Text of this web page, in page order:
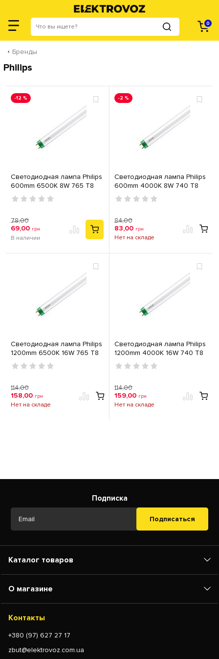
0
Бренды
Philips
-12 %
Светодиодная лампа Philips
600mm 6500К 8W 765 T8
LEDtube
78,00
69,00 грн
В наличии
-2 %
Светодиодная лампа Philips
600mm 4000К 8W 740 T8
LEDtube
84,00
83,00 грн
Нет на складе
Светодиодная лампа Philips
1200mm 6500К 16W 765 T8
LEDtube
114,00
158,00 грн
Нет на складе
Светодиодная лампа Philips
1200mm 4000К 16W 740 T8
LEDtube
114,00
159,00 грн
Нет на складе
Подписка
Подписаться
Каталог товаров
О магазине
Контакты
+380 (97) 627 27 17
zbut@elektrovoz.com.ua